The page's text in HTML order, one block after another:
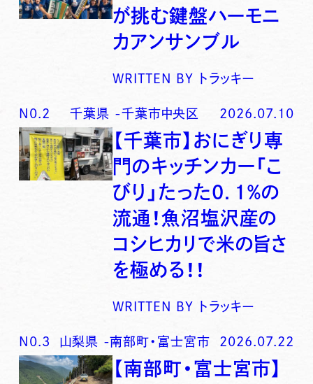
が挑む鍵盤ハーモニ
カアンサンブル
WRITTEN BY トラッキー
N0. 2 千葉県 -千葉市中央区 2026.07.10
【千葉市】おにぎり専
門のキッチンカー「こ
びり」たった0．1％の
流通！魚沼塩沢産の
コシヒカリで米の旨さ
を極める！！
WRITTEN BY トラッキー
N0. 3 山梨県 -南部町・富士宮市 2026.07.22
【南部町・富士宮市】